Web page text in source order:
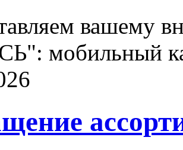
вашему
мобильный